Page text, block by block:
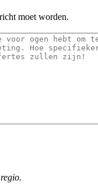
moet worden.